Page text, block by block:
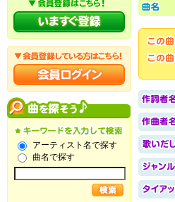
アーティスト名で探す
曲名で探す